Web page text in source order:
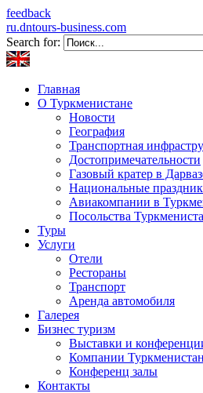
feedback
ru.dntours-business.com
Search for:
Главная
О Туркменистане
Новости
География
Транспортная
Достопримечательности
Газовый кратер в
Национальные
Авиакомпании в
Посольства
Туры
Услуги
Отели
Рестораны
Транспорт
Аренда автомобиля
Галерея
Бизнес туризм
Выставки и
Компании
Конференц залы
Контакты